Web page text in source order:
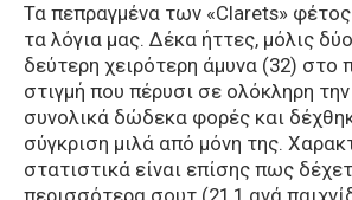
Τα πεπραγμένα των «Clarets»
τα λόγια μας. Δέκα ήττες, μόλις
δεύτερη χειρότερη άμυνα (32) στο
στιγμή που πέρυσι σε ολόκληρη
συνολικά δώδεκα φορές και
σύγκριση μιλά από μόνη της.
στατιστικά είναι επίσης πως